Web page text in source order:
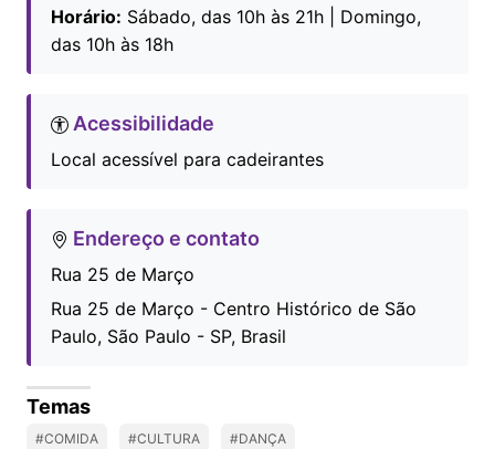
Horário: Sábado, das 10h às 21h | Domingo,
das 10h às 18h
Acessibilidade
Local acessível para cadeirantes
Endereço e contato
Rua 25 de Março
Rua 25 de Março - Centro Histórico de São
Paulo, São Paulo - SP, Brasil
Temas
#COMIDA #CULTURA #DANÇA